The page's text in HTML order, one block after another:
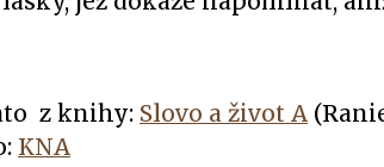
z knihy: Slovo a život A
KNA